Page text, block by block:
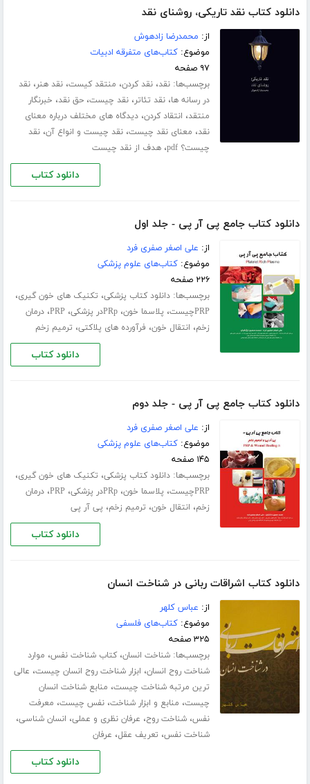
دانلود کتاب نقد تاریکی، روشنای نقد
از: محمدرضا زادهوش
موضوع:کتاب‌های متفرقه ادبیات
۹۷ صفحه
برچسب‌ها:نقد،نقد کردن، منتقد کیست،نقد هنر،نقد
در رسانه ها،نقد تئاتر،نقد چیست،حق نقد، خبرنگار
منتقد، انتقاد کردن،دیدگاه های مختلف درباره معنای
نقد، معنای نقد چیست،نقد چیست و انواع آن،نقد
چیست؟ pdf
،هدف از نقد چیست
دانلود کتاب
دانلود کتاب جامع پی آر پی - جلد اول
از: علی اصغر صفری فرد
موضوع:کتاب‌های علوم پزشکی
۲۲۶ صفحه
برچسب‌ها:دانلود کتاب پزشکی، تکنیک های خون گیری،
PRPچیست ، پلاسما خون،PRpدر پزشکی ، PRP،درمان
زخم، انتقال خون، فرآورده های پلاکتی، ترمیم زخم
دانلود کتاب
دانلود کتاب جامع پی آر پی - جلد دوم
از: علی اصغر صفری فرد
موضوع:کتاب‌های علوم پزشکی
۱۴۵ صفحه
برچسب‌ها:دانلود کتاب پزشکی، تکنیک های خون گیری،
PRPچیست ، پلاسما خون،PRpدر پزشکی ، PRP،درمان
زخم، انتقال خون، ترمیم زخم، پی آر پی
دانلود کتاب
دانلود کتاب اشراقات ربانی در شناخت انسان
از: عباس کلهر
موضوع:کتاب‌های فلسفی
۳۲۵ صفحه
برچسب‌ها:شناخت انسان،کتاب شناخت نفس، موارد
شناخت روح انسان، ابزار شناخت روح انسان چیست، عالی
ترین مرتبه شناخت چیست، منابع شناخت انسان
چیست، منابع و ابزار شناخت،نفس چیست، معرفت
نفس،شناخت روح، عرفان نظری و عملی، انسان شناسی،
شناخت نفس، تعریف عقل، عرفان
دانلود کتاب